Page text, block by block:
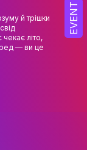
EVENT
й трішки
літо,
— ви це